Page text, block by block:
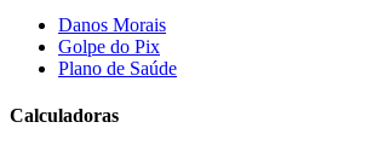
Danos Morais
Golpe do Pix
Plano de Saúde
Calculadoras